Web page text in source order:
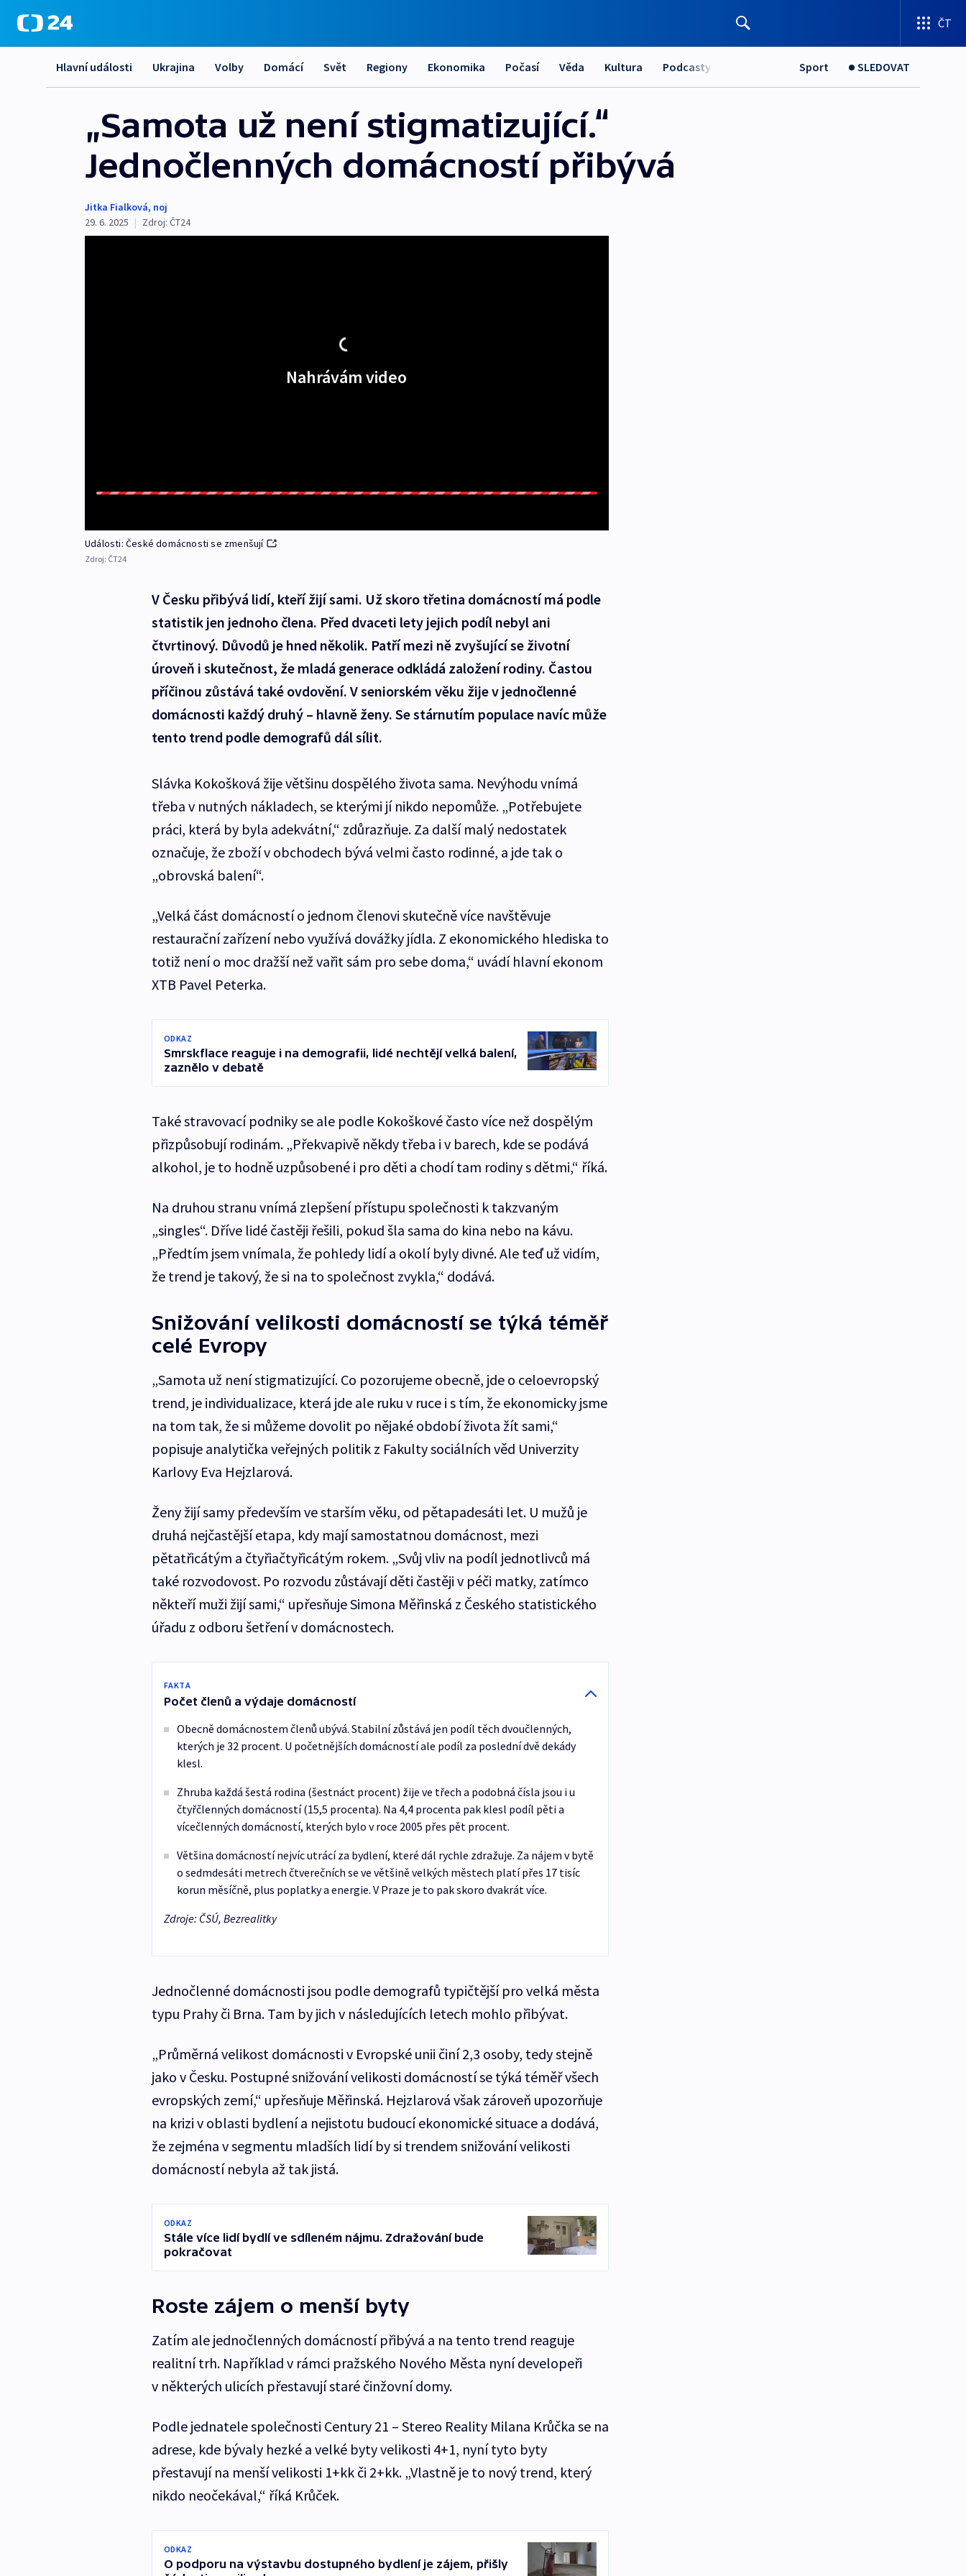
ČT
Hlavní události Ukrajina Volby Domácí Svět Regiony Ekonomika Počasí Věda Kultura Podcasty Sport SLEDOVAT
„Samota už není stigmatizující.“
Jednočlenných domácností přibývá
Jitka Fialková, noj
29. 6. 2025 | Zdroj: ČT24
Nahrávám video
Události: České domácnosti se zmenšují
Zdroj: ČT24
V Česku přibývá lidí, kteří žijí sami. Už skoro třetina domácností má podle
statistik jen jednoho člena. Před dvaceti lety jejich podíl nebyl ani
čtvrtinový. Důvodů je hned několik. Patří mezi ně zvyšující se životní
úroveň i skutečnost, že mladá generace odkládá založení rodiny. Častou
příčinou zůstává také ovdovění. V seniorském věku žije v jednočlenné
domácnosti každý druhý – hlavně ženy. Se stárnutím populace navíc může
tento trend podle demografů dál sílit.
Slávka Kokošková žije většinu dospělého života sama. Nevýhodu vnímá
třeba v nutných nákladech, se kterými jí nikdo nepomůže. „Potřebujete
práci, která by byla adekvátní,“ zdůrazňuje. Za další malý nedostatek
označuje, že zboží v obchodech bývá velmi často rodinné, a jde tak o
„obrovská balení“.
„Velká část domácností o jednom členovi skutečně více navštěvuje
restaurační zařízení nebo využívá dovážky jídla. Z ekonomického hlediska to
totiž není o moc dražší než vařit sám pro sebe doma,“ uvádí hlavní ekonom
XTB Pavel Peterka.
ODKAZ
Smrskflace reaguje i na demografii, lidé nechtějí velká balení,
zaznělo v debatě
Také stravovací podniky se ale podle Kokoškové často více než dospělým
přizpůsobují rodinám. „Překvapivě někdy třeba i v barech, kde se podává
alkohol, je to hodně uzpůsobené i pro děti a chodí tam rodiny s dětmi,“ říká.
Na druhou stranu vnímá zlepšení přístupu společnosti k takzvaným
„singles“. Dříve lidé častěji řešili, pokud šla sama do kina nebo na kávu.
„Předtím jsem vnímala, že pohledy lidí a okolí byly divné. Ale teď už vidím,
že trend je takový, že si na to společnost zvykla,“ dodává.
Snižování velikosti domácností se týká téměř
celé Evropy
„Samota už není stigmatizující. Co pozorujeme obecně, jde o celoevropský
trend, je individualizace, která jde ale ruku v ruce i s tím, že ekonomicky jsme
na tom tak, že si můžeme dovolit po nějaké období života žít sami,“
popisuje analytička veřejných politik z Fakulty sociálních věd Univerzity
Karlovy Eva Hejzlarová.
Ženy žijí samy především ve starším věku, od pětapadesáti let. U mužů je
druhá nejčastější etapa, kdy mají samostatnou domácnost, mezi
pětatřicátým a čtyřiačtyřicátým rokem. „Svůj vliv na podíl jednotlivců má
také rozvodovost. Po rozvodu zůstávají děti častěji v péči matky, zatímco
někteří muži žijí sami,“ upřesňuje Simona Měřinská z Českého statistického
úřadu z odboru šetření v domácnostech.
FAKTA
Počet členů a výdaje domácností
Obecně domácnostem členů ubývá. Stabilní zůstává jen podíl těch dvoučlenných,
kterých je 32 procent. U početnějších domácností ale podíl za poslední dvě dekády
klesl.
Zhruba každá šestá rodina (šestnáct procent) žije ve třech a podobná čísla jsou i u
čtyřčlenných domácností (15,5 procenta). Na 4,4 procenta pak klesl podíl pěti a
vícečlenných domácností, kterých bylo v roce 2005 přes pět procent.
Většina domácností nejvíc utrácí za bydlení, které dál rychle zdražuje. Za nájem v bytě
o sedmdesáti metrech čtverečních se ve většině velkých městech platí přes 17 tisíc
korun měsíčně, plus poplatky a energie. V Praze je to pak skoro dvakrát více.
Zdroje: ČSÚ, Bezrealitky
Jednočlenné domácnosti jsou podle demografů typičtější pro velká města
typu Prahy či Brna. Tam by jich v následujících letech mohlo přibývat.
„Průměrná velikost domácnosti v Evropské unii činí 2,3 osoby, tedy stejně
jako v Česku. Postupné snižování velikosti domácností se týká téměř všech
evropských zemí,“ upřesňuje Měřinská. Hejzlarová však zároveň upozorňuje
na krizi v oblasti bydlení a nejistotu budoucí ekonomické situace a dodává,
že zejména v segmentu mladších lidí by si trendem snižování velikosti
domácností nebyla až tak jistá.
ODKAZ
Stále více lidí bydlí ve sdíleném nájmu. Zdražování bude
pokračovat
Roste zájem o menší byty
Zatím ale jednočlenných domácností přibývá a na tento trend reaguje
realitní trh. Například v rámci pražského Nového Města nyní developeři
v některých ulicích přestavují staré činžovní domy.
Podle jednatele společnosti Century 21 – Stereo Reality Milana Krůčka se na
adrese, kde bývaly hezké a velké byty velikosti 4+1, nyní tyto byty
přestavují na menší velikosti 1+kk či 2+kk. „Vlastně je to nový trend, který
nikdo neočekával,“ říká Krůček.
ODKAZ
O podporu na výstavbu dostupného bydlení je zájem, přišly